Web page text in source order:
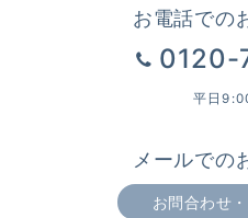
お電話での
0120-
平日
メールでの
お問合わせ